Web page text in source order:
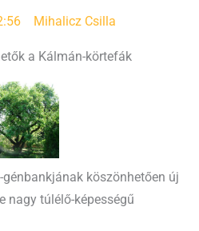
Mihalicz Csilla
a Kálmán-körtefák
köszönhetően új
nagy túlélő-képességű